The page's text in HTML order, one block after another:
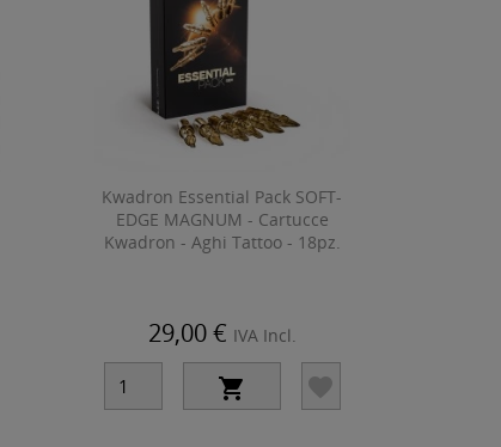
Kwadron Essential Pack SOFT-
EDGE MAGNUM - Cartucce
Kwadron - Aghi Tattoo - 18pz.
29,00 € IVA Incl.
 